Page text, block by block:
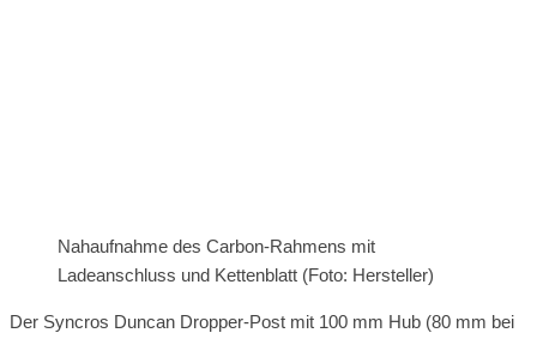
Nahaufnahme des Carbon-Rahmens mit
Ladeanschluss und Kettenblatt (Foto: Hersteller)
Der Syncros Duncan Dropper-Post mit 100 mm Hub (80 mm bei